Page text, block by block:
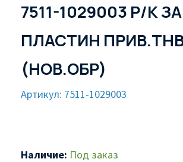
7511-1029003 Р/К
ПЛАСТИН
(НОВ.ОБР)
Артикул: 7511-1029003
Наличие: Под заказ